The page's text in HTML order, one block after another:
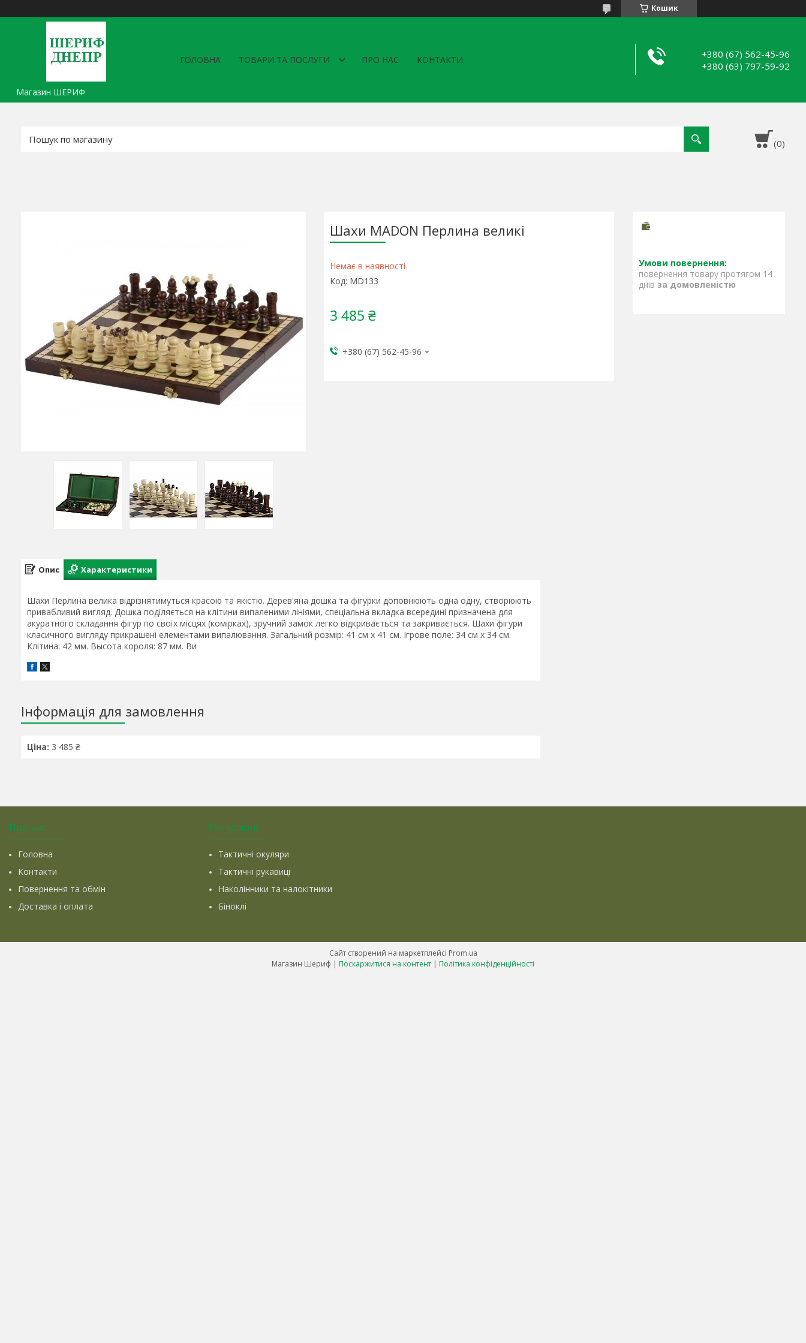
Кошик
Магазин ШЕРИФ
ГОЛОВНА ТОВАРИ ТА ПОСЛУГИ ПРО НАС КОНТАКТИ
+380 (67) 562-45-96
+380 (63) 797-59-92
Шахи MADON Перлина великі
Немає в наявності
Код: MD133
3 485 ₴
+380 (67) 562-45-96
повернення товару протягом 14
днів за домовленістю
Опис Характеристики
Шахи Перлина велика відрізнятимуться красою та якістю. Дерев'яна дошка та фігурки доповнюють одна одну, створюють
привабливий вигляд. Дошка поділяється на клітини випаленими лініями, спеціальна вкладка всередині призначена для
акуратного складання фігур по своїх місцях (комірках), зручний замок легко відкривається та закривається. Шахи фігури
класичного вигляду прикрашені елементами випалювання. Загальний розмір: 41 см х 41 см. Ігрове поле: 34 см х 34 см.
Клітина: 42 мм. Высота короля: 87 мм. Ви
Інформація для замовлення
Ціна: 3 485 ₴
Про нас
Головна
Контакти
Повернення та обмін
Доставка і оплата
Популярні
Тактичні окуляри
Тактичні рукавиці
Наколінники та налокітники
Біноклі
Сайт створений на маркетплейсі Prom.ua
Магазин Шериф | Поскаржитися на контент | Політика конфіденційності